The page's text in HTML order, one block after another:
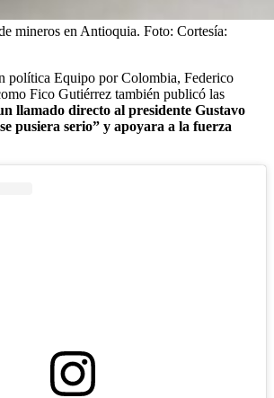
mineros en Antioquia. Foto: Cortesía:
política Equipo por Colombia, Federico
Fico Gutiérrez también publicó las
llamado directo al presidente Gustavo
pusiera serio” y apoyara a la fuerza